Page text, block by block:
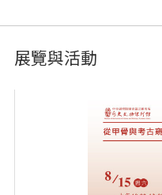
展覽與活動